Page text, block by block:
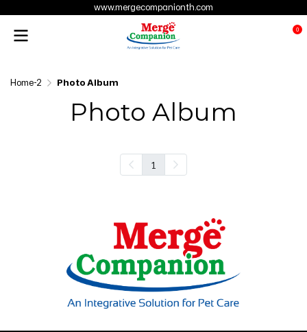
www.mergecompanionth.com
0
Home-2 Photo Album
Photo Album
1